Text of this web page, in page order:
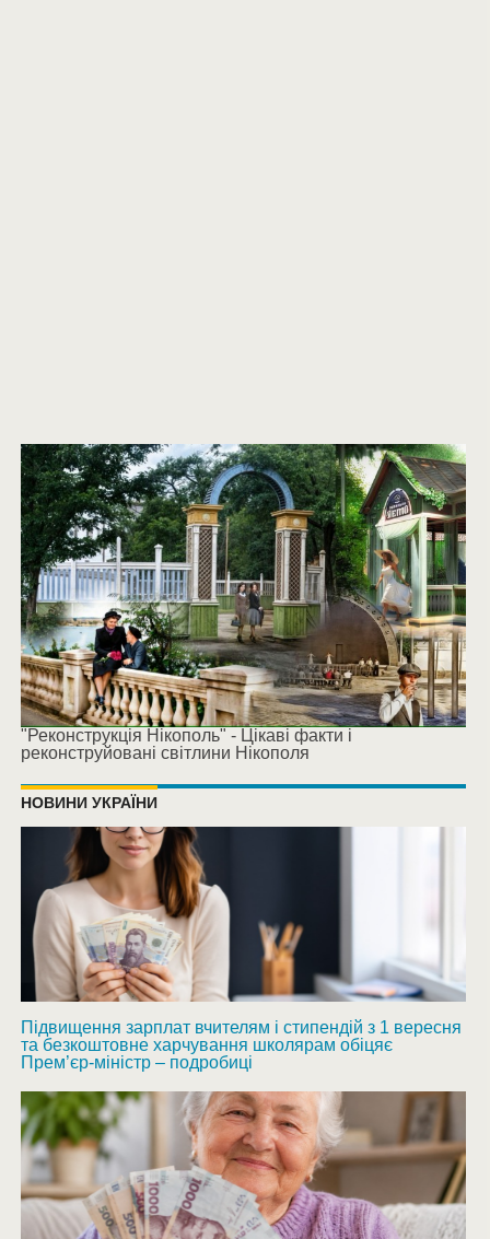
"Реконструкція Нікополь" - Цікаві факти і
реконструйовані світлини Нікополя
НОВИНИ УКРАЇНИ
Підвищення зарплат вчителям і стипендій з 1 вересня
та безкоштовне харчування школярам обіцяє
Прем’єр-міністр – подробиці